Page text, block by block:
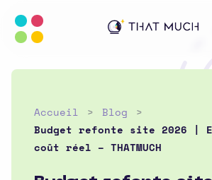
Accueil
Blog
Budget refonte site 2026 |
coût réel – THATMUCH